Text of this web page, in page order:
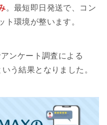
。最短即日発送で、コン
ト環境が整います。
ンケート調査による
いう結果となりました。